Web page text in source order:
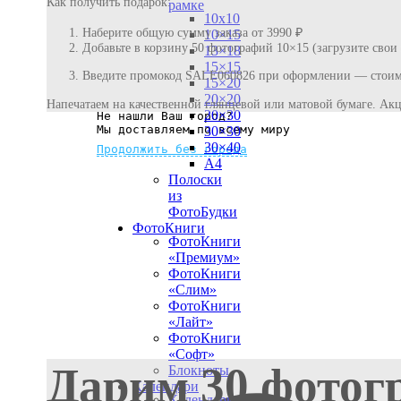
Не нашли Ваш город?
Мы доставляем по всему миру
Продолжить без города
рамке
10х10
10×15
13×18
15×15
15×20
20×20
20×30
30×30
30×40
A4
Полоски
из
ФотоБудки
ФотоКниги
ФотоКниги
«Премиум»
ФотоКниги
«Слим»
ФотоКниги
«Лайт»
ФотоКниги
«Софт»
Блокноты
Календари
Наберите общую сумму заказа от 3990 ₽
Добавьте в корзину 50 фотографий 10×15 (загрузите
Введите промокод SALE060826 при оформлении —
Напечатаем на качественной глянцевой или матовой бумаге.
Дарим 30